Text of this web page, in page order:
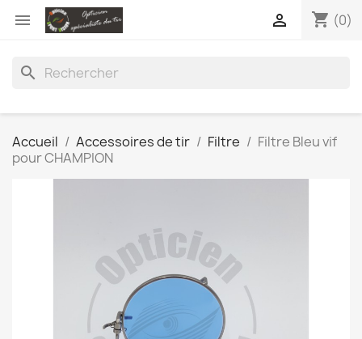
 shopping_cart (0)

search
Accueil Accessoires de tir Filtre
Filtre Bleu vif
pour CHAMPION